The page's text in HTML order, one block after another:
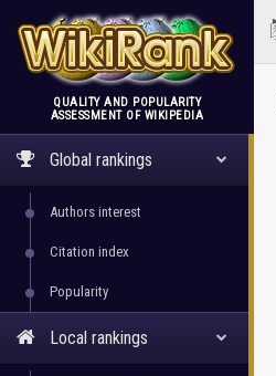
WikiRank
QUALITY AND POPULARITY
ASSESSMENT OF WIKIPEDIA
Global rankings
Authors interest
Citation index
Popularity
Local rankings